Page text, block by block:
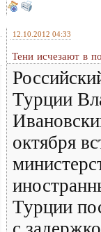
12.10.2012 04:33
Тени исчезают в
Турции
октября
Турции